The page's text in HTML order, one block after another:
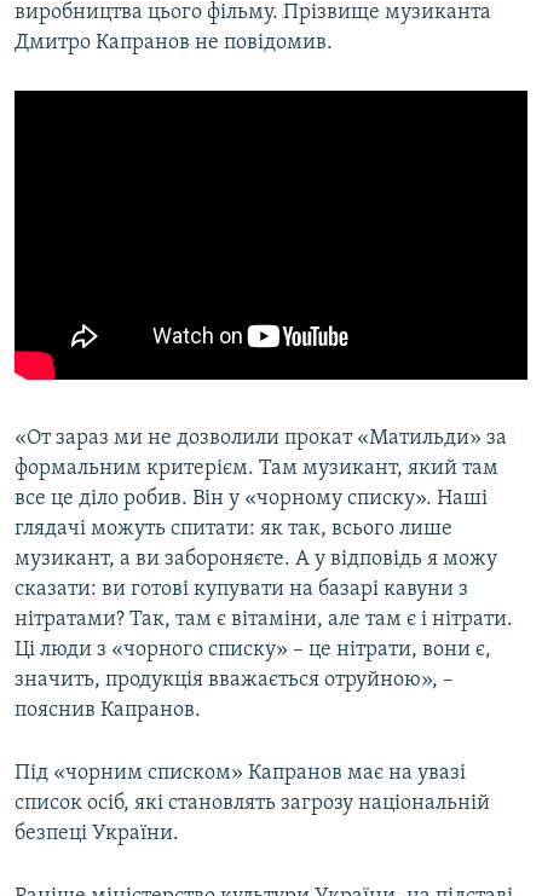
Усі сайти RFE/RL
виробництва цього фільму. Прізвище музиканта
Дмитро Капранов не повідомив.
«От зараз ми не дозволили прокат «Матильди» за
формальним критерієм. Там музикант, який там
все це діло робив. Він у «чорному списку». Наші
глядачі можуть спитати: як так, всього лише
музикант, а ви забороняєте. А у відповідь я можу
сказати: ви готові купувати на базарі кавуни з
нітратами? Так, там є вітаміни, але там є і нітрати.
Ці люди з «чорного списку» – це нітрати, вони є,
значить, продукція вважається отруйною», –
пояснив Капранов.
Під «чорним списком» Капранов має на увазі
список осіб, які становлять загрозу національній
безпеці України.